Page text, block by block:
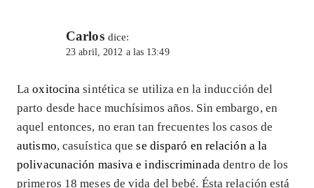
Carlos dice:
23 abril, 2012 a las 13:49
Laoxitocina sintética se utiliza en la inducción del
parto desde hace muchísimos años. Sin embargo, en
aquel entonces, no eran tan frecuentes los casos de
autismo, casuística quese disparó en relación a la
polivacunación masiva e indiscriminadadentro de los
primeros 18 meses de vida del bebé. Ésta relación está